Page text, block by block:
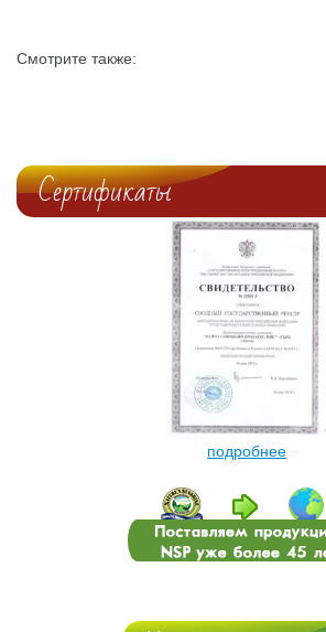
Смотрите также:
Сертификаты
подробнее